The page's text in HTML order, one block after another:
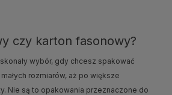
czy karton fasonowy?
wybór, gdy chcesz spakować
rozmiarów, aż po większe
Nie są to opakowania przeznaczone do